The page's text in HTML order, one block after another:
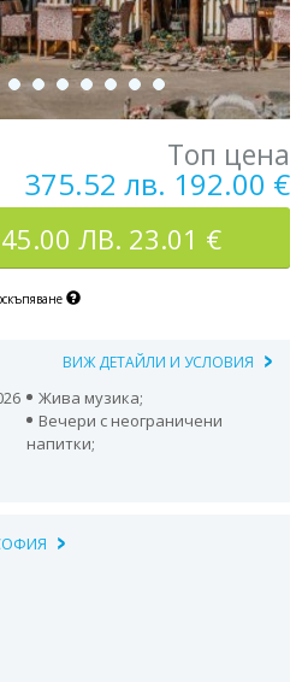
Топ цена
375.52 лв. 192.00 €
45.00 ЛВ. 23.01 €
ВИЖ ДЕТАЙЛИ И УСЛОВИЯ
Жива музика;
Вечери с неограничени
напитки;